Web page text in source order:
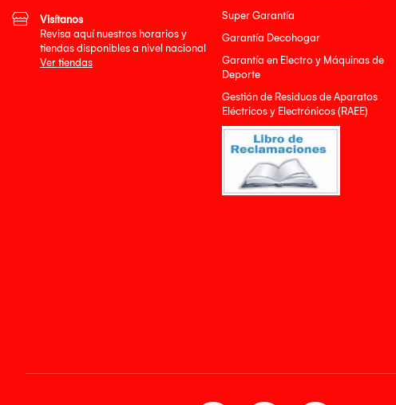
Super Garantía
Garantía Decohogar
Garantía en Electro y Máquinas de
Deporte
Gestión de Residuos de Aparatos
Eléctricos y Electrónicos (RAEE)
Visítanos
Revisa aquí nuestros horarios y
tiendas disponibles a nivel nacional
Ver tiendas